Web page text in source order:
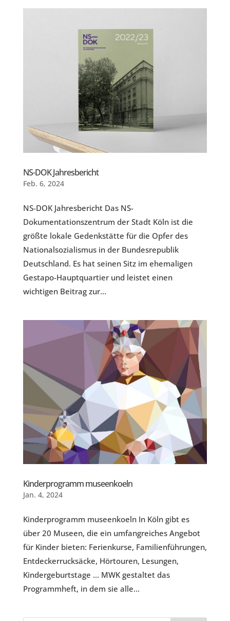
NS-DOK Jahresbericht
Feb. 6, 2024
NS-DOK Jahresbericht Das NS-
Dokumentationszentrum der Stadt Köln ist die
größte lokale Gedenkstätte für die Opfer des
Nationalsozialismus in der Bundesrepublik
Deutschland. Es hat seinen Sitz im ehemaligen
Gestapo-Hauptquartier und leistet einen
wichtigen Beitrag zur...
Kinderprogramm museenkoeln
Jan. 4, 2024
Kinderprogramm museenkoeln In Köln gibt es
über 20 Museen, die ein umfangreiches Angebot
für Kinder bieten: Ferienkurse, Familienführungen,
Entdeckerrucksäcke, Hörtouren, Lesungen,
Kindergeburtstage … MWK gestaltet das
Programmheft, in dem sie alle...